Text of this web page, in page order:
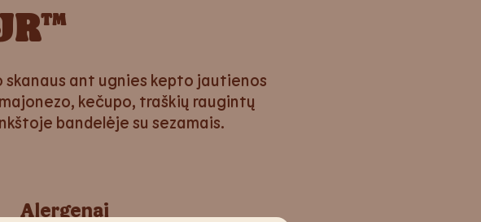
skanaus ant ugnies kepto jautienos
kečupo, traškių raugintų
bandelėje su sezamais.
Alergenai